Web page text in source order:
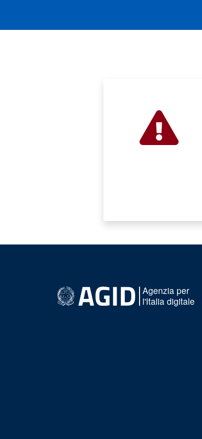
Agenzia per
l'Italia digitale